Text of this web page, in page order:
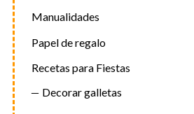
Manualidades
Papel de regalo
Recetas para Fiestas
Decorar galletas